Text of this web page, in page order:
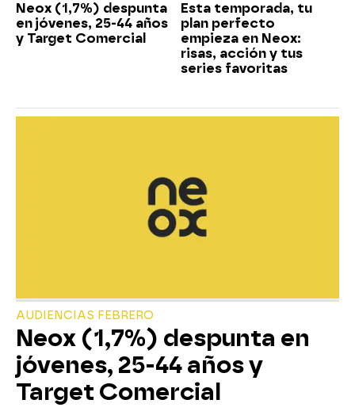
Neox (1,7%) despunta
en jóvenes, 25-44 años
y Target Comercial
Esta temporada, tu
plan perfecto
empieza en Neox:
risas, acción y tus
series favoritas
AUDIENCIAS FEBRERO
Neox (1,7%) despunta en
jóvenes, 25-44 años y
Target Comercial